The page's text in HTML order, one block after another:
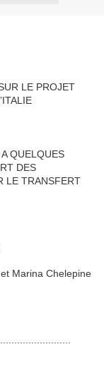
LE PROJET
QUELQUES
DES
LE TRANSFERT
Marina Chelepine